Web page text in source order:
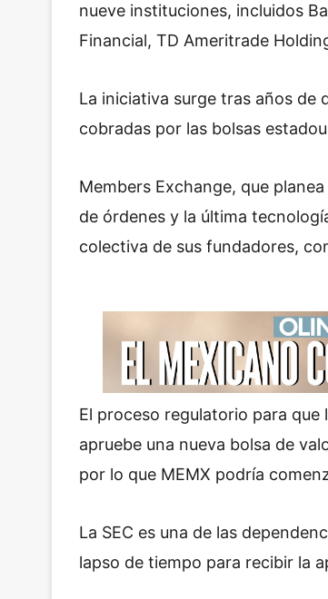
nueve instituciones, incluidos
Financial, TD Ameritrade
La iniciativa surge tras años de
cobradas por las bolsas
Members Exchange, que
de órdenes y la última
colectiva de sus fundadores,
El proceso regulatorio para que
apruebe una nueva bolsa de
por lo que MEMX podría
La SEC es una de las
lapso de tiempo para recibir la